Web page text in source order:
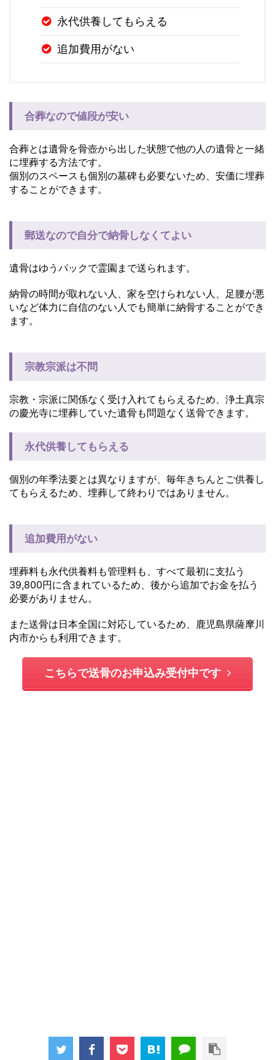
永代供養してもらえる
追加費用がない
合葬なので値段が安い
合葬とは遺骨を骨壺から出した状態で他の人の遺骨と一緒
に埋葬する方法です。
個別のスペースも個別の墓碑も必要ないため、安価に埋葬
することができます。
郵送なので自分で納骨しなくてよい
遺骨はゆうパックで霊園まで送られます。
納骨の時間が取れない人、家を空けられない人、足腰が悪
いなど体力に自信のない人でも簡単に納骨することができ
ます。
宗教宗派は不問
宗教・宗派に関係なく受け入れてもらえるため、浄土真宗
の慶光寺に埋葬していた遺骨も問題なく送骨できます。
永代供養してもらえる
個別の年季法要とは異なりますが、毎年きちんとご供養し
てもらえるため、埋葬して終わりではありません。
追加費用がない
埋葬料も永代供養料も管理料も、すべて最初に支払う
39,800円に含まれているため、後から追加でお金を払う
必要がありません。
また送骨は日本全国に対応しているため、鹿児島県薩摩川
内市からも利用できます。
こちらで送骨のお申込み受付中です